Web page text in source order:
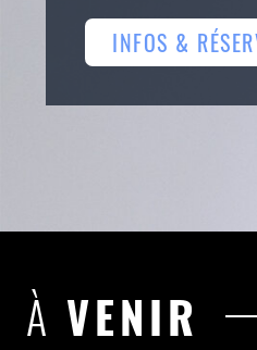
INFOS &
À VENIR